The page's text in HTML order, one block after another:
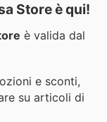
Store è qui!
è valida dal
e sconti,
su articoli di